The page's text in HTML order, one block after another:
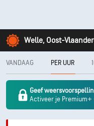
Welle, Oost-
VANDAAG PER UUR
Geef
Activeer je